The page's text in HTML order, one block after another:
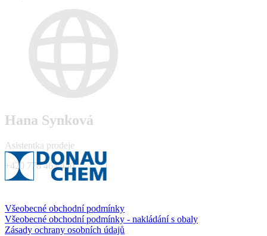
Hana Synková
Asistentka prodeje
+420 778 463 440
Všeobecné obchodní podmínky
Všeobecné obchodní podmínky - nakládání s obaly
Zásady ochrany osobních údajů